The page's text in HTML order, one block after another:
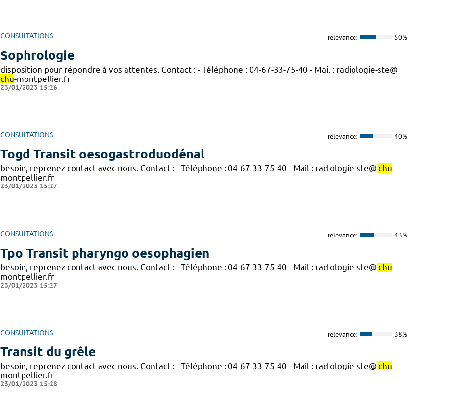
CONSULTATIONS relevance: 50%
Sophrologie
disposition pour répondre à vos attentes. Contact : - Téléphone : 04-67-33-75-40 - Mail : radiologie-ste@
chu-montpellier.fr
23/01/2023 15:26
CONSULTATIONS relevance: 40%
Togd Transit oesogastroduodénal
besoin, reprenez contact avec nous. Contact : - Téléphone : 04-67-33-75-40 - Mail : radiologie-ste@ chu-
montpellier.fr
23/01/2023 15:27
CONSULTATIONS relevance: 43%
Tpo Transit pharyngo oesophagien
besoin, reprenez contact avec nous. Contact : - Téléphone : 04-67-33-75-40 - Mail : radiologie-ste@ chu-
montpellier.fr
23/01/2023 15:27
CONSULTATIONS relevance: 38%
Transit du grêle
besoin, reprenez contact avec nous. Contact : - Téléphone : 04-67-33-75-40 - Mail : radiologie-ste@ chu-
montpellier.fr
23/01/2023 15:28